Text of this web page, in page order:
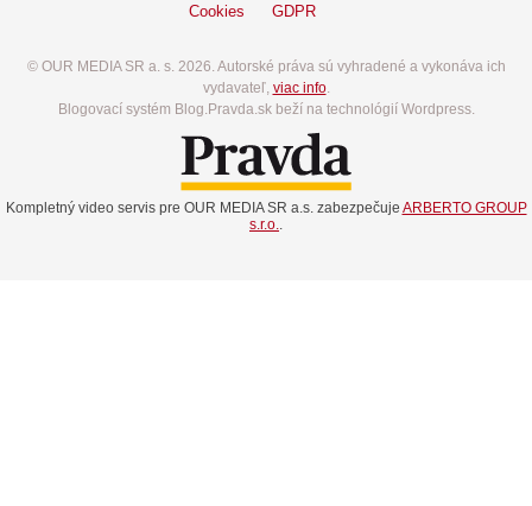
Cookies GDPR
© OUR MEDIA SR a. s. 2026. Autorské práva sú vyhradené a vykonáva ich
vydavateľ, viac info.
Blogovací systém Blog.Pravda.sk beží na technológií Wordpress.
Kompletný video servis pre OUR MEDIA SR a.s. zabezpečuje ARBERTO GROUP
s.r.o..